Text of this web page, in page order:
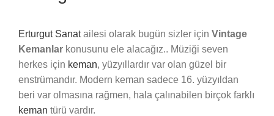
Erturgut Sanatailesi olarak bugün sizler için Vintage
Kemanlar konusunu ele alacağız.. Müziği seven
herkes için keman, yüzyıllardır var olan güzel bir
enstrümandır. Modern keman sadece 16. yüzyıldan
beri var olmasına rağmen, hala çalınabilen birçok farklı
keman türü vardır.